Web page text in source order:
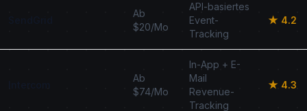
Ab
$20/Mo
API-basiertes
Event-
Tracking
★ 4.2
Ab
$74/Mo
In-App + E-
Mail
Revenue-
Tracking
★ 4.3